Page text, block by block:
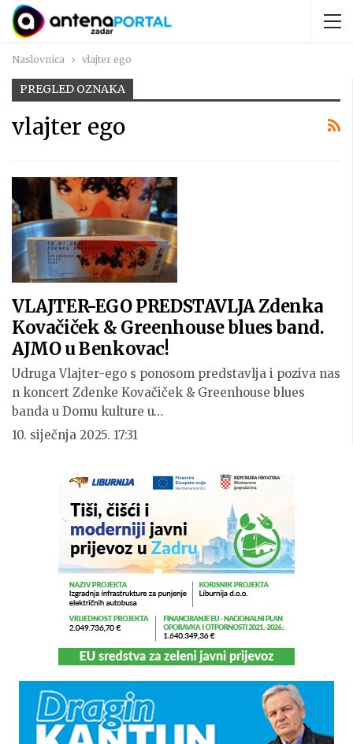
Naslovnica vlajter ego
PREGLED OZNAKA
vlajter ego
VLAJTER-EGO PREDSTAVLJA Zdenka
Kovačiček & Greenhouse blues band.
AJMO u Benkovac!
Udruga Vlajter-ego s ponosom predstavlja i poziva nas
n koncert Zdenke Kovačiček & Greenhouse blues
banda u Domu kulture u…
10. siječnja 2025. 17:31